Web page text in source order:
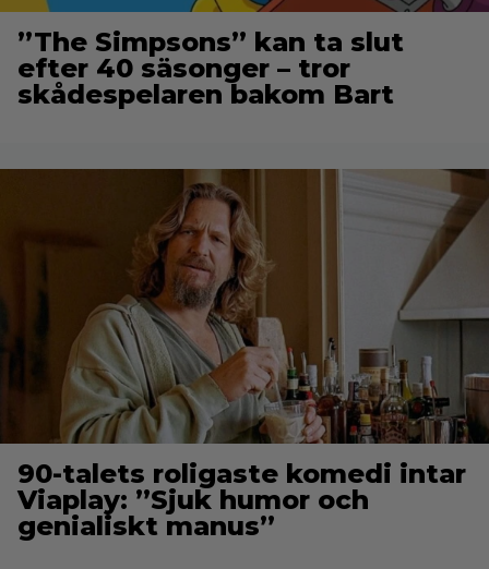
”The Simpsons” kan ta slut
efter 40 säsonger – tror
skådespelaren bakom Bart
90-talets roligaste komedi intar
Viaplay: ”Sjuk humor och
genialiskt manus”